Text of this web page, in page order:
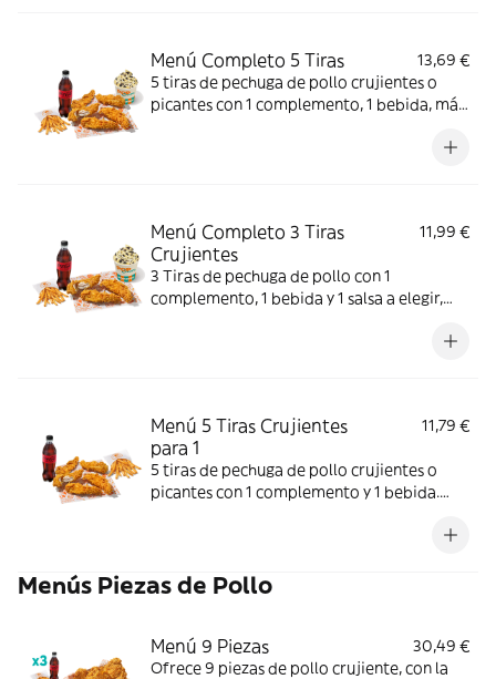
Menú Completo 5 Tiras
13,69 €
5 tiras de pechuga de pollo crujientes o
picantes con 1 complemento, 1 bebida, más
Menú Completo 3 Tiras
Crujientes
11,99 €
3 Tiras de pechuga de pollo con 1
complemento, 1 bebida y 1 salsa a elegir,
Menú 5 Tiras Crujientes
para 1
11,79 €
5 tiras de pechuga de pollo crujientes o
picantes con 1 complemento y 1 bebida.
Menús Piezas de Pollo
Menú 9 Piezas
30,49 €
Ofrece 9 piezas de pollo crujiente, con la